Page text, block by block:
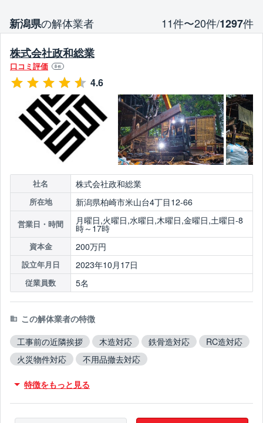
新潟県の解体業者 11件〜20件/1297件
株式会社政和総業
口コミ評価 8件
4.6
社名 株式会社政和総業
所在地 新潟県柏崎市米山台4丁目12-66
営業日・時間 月曜日,火曜日,水曜日,木曜日,金曜日,土曜日-8
時～17時
資本金 200万円
設立年月日 2023年10月17日
従業員数 5名
この解体業者の特徴
工事前の近隣挨拶
木造対応 鉄骨造対応
RC造対応
火災物件対応
不用品撤去対応
特徴をもっと見る